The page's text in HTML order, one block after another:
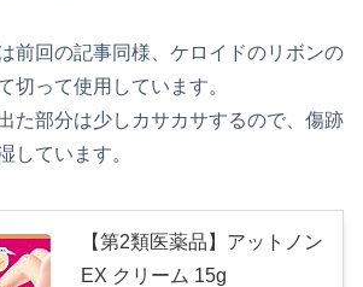
前回の記事同様、ケロイドのリボンの
切って使用しています。
た部分は少しカサカサするので、傷跡
しています。
【第2類医薬品】アットノン
EX クリーム 15g